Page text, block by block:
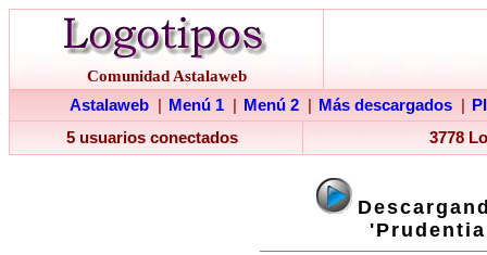
Comunidad Astalaweb
Astalaweb
Menú 1 Menú 2 Más descargados
5 usuarios conectados
3778